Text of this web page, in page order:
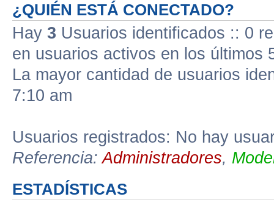
¿QUIÉN ESTÁ CONECTADO?
Hay 3 Usuarios identificados :: 0
en usuarios activos en los últimos
La mayor cantidad de usuarios
7:10 am
Usuarios registrados: No hay
Referencia:Administradores,
ESTADÍSTICAS